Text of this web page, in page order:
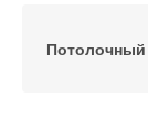
Потолочный